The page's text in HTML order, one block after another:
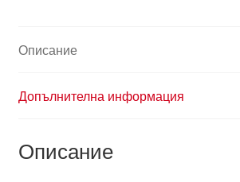
Описание
Допълнителна информация
Описание